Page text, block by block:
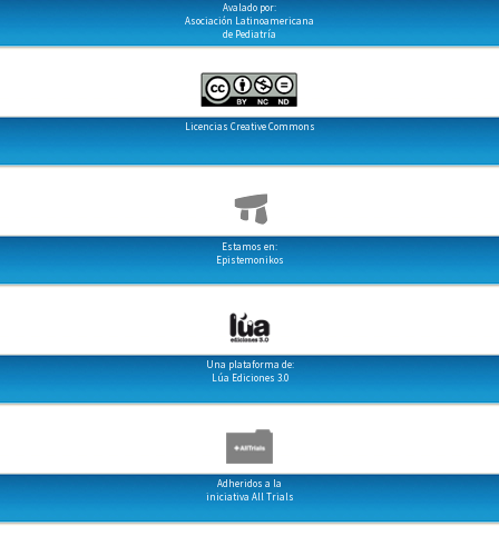
Avalado por:
Asociación Latinoamericana
de Pediatría
Licencias Creative Commons
Estamos en:
Epistemonikos
Una plataforma de:
Lúa Ediciones 3.0
Adheridos a la
iniciativa All Trials